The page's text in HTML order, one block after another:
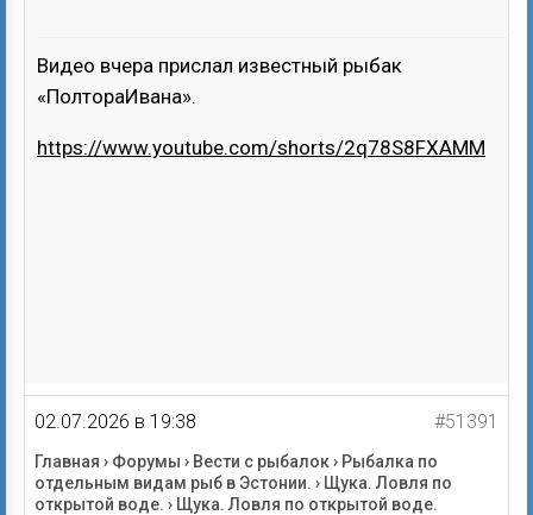
Видео вчера прислал известный рыбак
«ПолтораИвана».
https://www.youtube.com/shorts/2q78S8FXAMM
02.07.2026 в 19:38 #51391
Главная › Форумы › Вести с рыбалок› Рыбалка по
отдельным видам рыб в Эстонии. › Щука. Ловля по
открытой воде. › Щука. Ловля по открытой воде.